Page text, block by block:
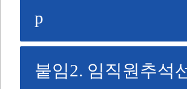
p
붙임2. 임직원추석